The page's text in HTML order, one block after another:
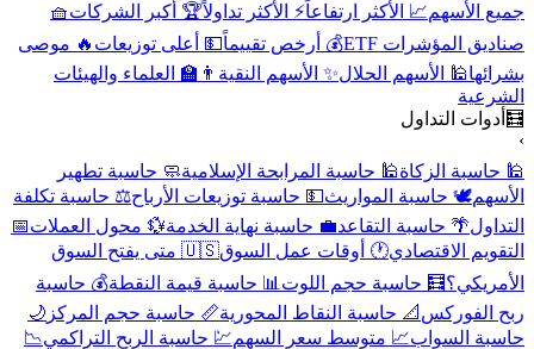
جميع الأسهم📈 الأكثر ارتفاعاً⚡ الأكثر تداولاً🏆 أكبر الشركات🧺
صناديق المؤشرات ETF
💰 أرخص تقييماً💵 أعلى توزيعات 🔥 موصى
بشرائها🕌 الأسهم الحلال✨ الأسهم النقية 👨‍🏫 العلماء والهيئات
الشرعية
🧮 أدوات التداول
›
🕌 حاسبة الزكاة🕌 حاسبة المرابحة الإسلامية🧼 حاسبة تطهير
الأسهم🕊️ حاسبة المواريث💵 حاسبة توزيعات الأرباح⚖️ حاسبة تكلفة
التداول🌴 حاسبة التقاعد💼 حاسبة نهاية الخدمة💱 محول العملات📅
التقويم الاقتصادي🕐 أوقات عمل السوق
🇺🇸 متى يفتح السوق
الأمريكي؟🧮 حاسبة حجم اللوت 📊 حاسبة قيمة النقطة💰 حاسبة
ربح الفوركس 📐 حاسبة النقاط المحورية📏 حاسبة حجم المركز 🌙
حاسبة السواب📈 متوسط سعر السهم💹 حاسبة الربح التراكمي📉